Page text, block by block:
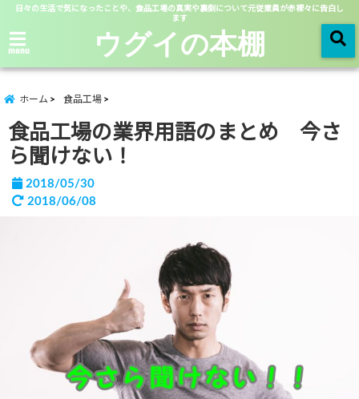
日々の生活で気になったことや、食品工場の真実や裏側について元従業員が赤裸々に告白し
ます
menu ウグイの本棚
ホーム 食品工場
食品工場の業界用語のまとめ 今さ
ら聞けない！
2018/05/30
2018/06/08